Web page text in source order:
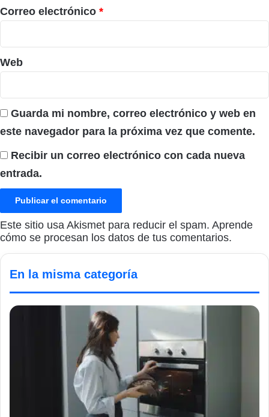
*
Correo electrónico *
Web
Guarda mi nombre, correo electrónico y web en
este navegador para la próxima vez que comente.
Recibir un correo electrónico con cada nueva
entrada.
Este sitio usa Akismet para reducir el spam. Aprende
cómo se procesan los datos de tus comentarios.
En la misma categoría